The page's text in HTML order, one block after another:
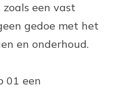
een vast
gedoe met het
en onderhoud.
01 een